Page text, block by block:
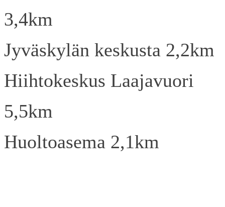
3,4km
Jyväskylän keskusta 2,2km
Hiihtokeskus Laajavuori
5,5km
Huoltoasema 2,1km